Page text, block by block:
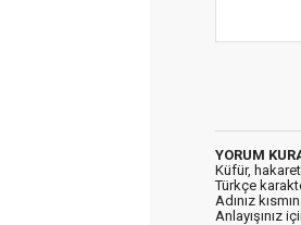
YORUM
Küfür,
Türkçe
Adınız
Anlayışınız